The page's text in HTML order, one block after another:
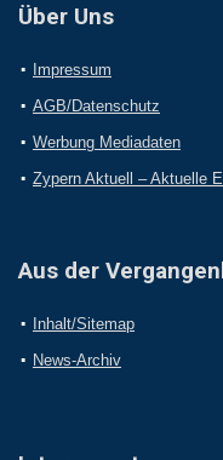
Über Uns
Impressum
AGB/Datenschutz
Werbung Mediadaten
Zypern Aktuell – Aktuelle
Aus der
Inhalt/Sitemap
News-Archiv